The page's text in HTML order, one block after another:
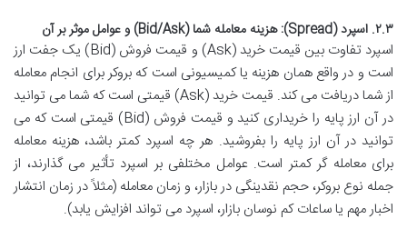
۲.۳. اسپرد (Spread): هزینه معامله شما (Bid/Ask) و عوامل موثر بر آن
اسپرد تفاوت بین قیمت خرید (Ask) و قیمت فروش (Bid) یک جفت ارز
است و در واقع همان هزینه یا کمیسیونی است که بروکر برای انجام معامله
از شما دریافت می کند. قیمت خرید (Ask) قیمتی است که شما می توانید
در آن ارز پایه را خریداری کنید و قیمت فروش (Bid) قیمتی است که می
توانید در آن ارز پایه را بفروشید. هر چه اسپرد کمتر باشد، هزینه معامله
برای معامله گر کمتر است. عوامل مختلفی بر اسپرد تأثیر می گذارند، از
جمله نوع بروکر، حجم نقدینگی در بازار، و زمان معامله (مثلاً در زمان انتشار
اخبار مهم یا ساعات کم نوسان بازار، اسپرد می تواند افزایش یابد).